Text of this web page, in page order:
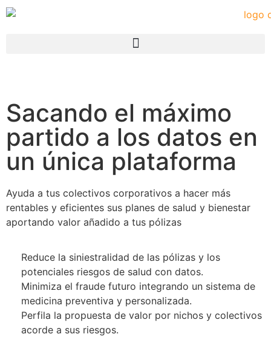
Sacando el máximo
partido a los datos en
un única plataforma
Ayuda a tus colectivos corporativos a hacer más
rentables y eficientes sus planes de salud y bienestar
aportando valor añadido a tus pólizas
Reduce la siniestralidad de las pólizas y los
potenciales riesgos de salud con datos.
Minimiza el fraude futuro integrando un sistema de
medicina preventiva y personalizada.
Perfila la propuesta de valor por nichos y colectivos
acorde a sus riesgos.